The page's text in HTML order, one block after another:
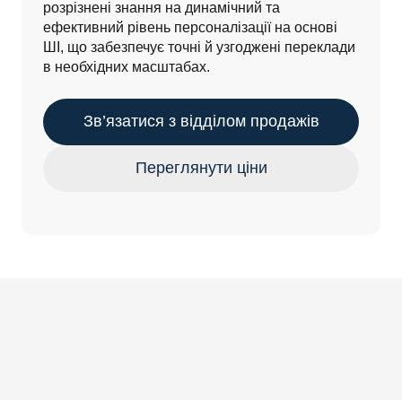
розрізнені знання на динамічний та
ефективний рівень персоналізації на основі
ШІ, що забезпечує точні й узгоджені переклади
в необхідних масштабах.
Зв’язатися з відділом продажів
Переглянути ціни